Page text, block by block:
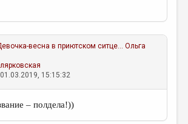
весна в приютском ситце... Ольга
15:15:32
– полдела!))